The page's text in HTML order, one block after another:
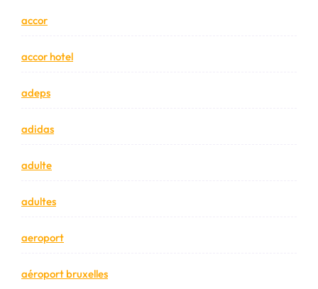
accor
accor hotel
adeps
adidas
adulte
adultes
aeroport
aéroport bruxelles